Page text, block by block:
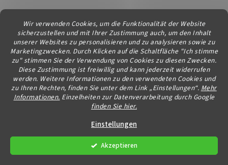
Wir verwenden Cookies, um die Funktionalität der Website
sicherzustellen und mit Ihrer Zustimmung auch, um den Inhalt
unserer Websites zu personalisieren und zu analysieren sowie zu
Marketingzwecken. Durch Klicken auf die Schaltfläche "Ich stimme
zu" stimmen Sie der Verwendung von Cookies zu diesen Zwecken.
Diese Zustimmung ist freiwillig und kann jederzeit widerrufen
werden. Weitere Informationen zu den verwendeten Cookies und
zu Ihren Rechten, finden Sie unter dem Link „Einstellungen“. Mehr
Informationen. Einzelheiten zur Datenverarbeitung durch Google
finden Sie hier.
Einstellungen
Akzeptieren
Kontakt
info@diagstore.at
Erstellt von Shoptet
Copyright 2026diagstore.at. Alle Rechte vorbehalten.Cookie-